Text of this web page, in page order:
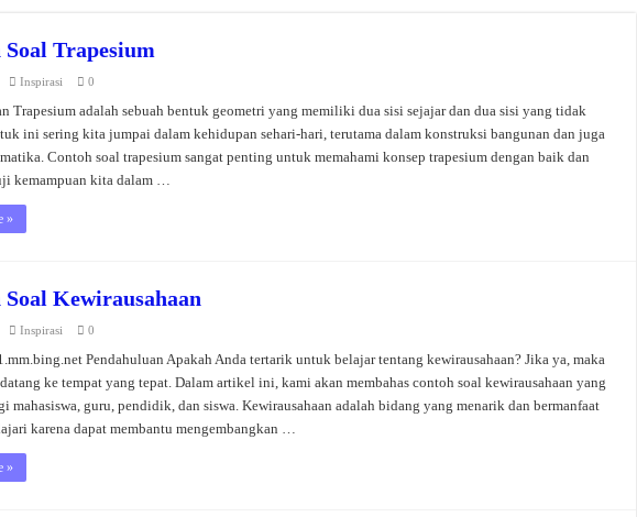
Soal Trapesium
Inspirasi 0
Trapesium adalah sebuah bentuk geometri yang memiliki dua sisi sejajar dan dua sisi yang tidak
ini sering kita jumpai dalam kehidupan sehari-hari, terutama dalam konstruksi bangunan dan juga
Contoh soal trapesium sangat penting untuk memahami konsep trapesium dengan baik dan
kemampuan kita dalam …
»
Soal Kewirausahaan
Inspirasi 0
Pendahuluan Apakah Anda tertarik untuk belajar tentang kewirausahaan? Jika ya, maka
ke tempat yang tepat. Dalam artikel ini, kami akan membahas contoh soal kewirausahaan yang
mahasiswa, guru, pendidik, dan siswa. Kewirausahaan adalah bidang yang menarik dan bermanfaat
karena dapat membantu mengembangkan …
»